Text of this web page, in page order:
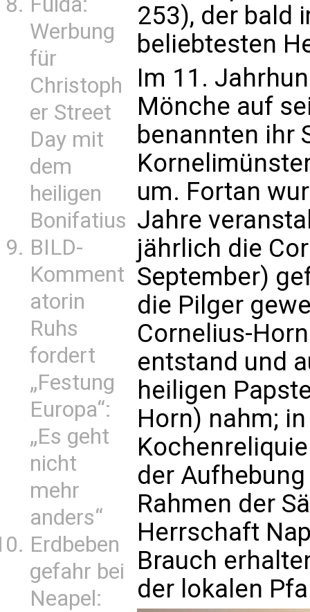
Werbung
für
Christoph
er Street
Day mit
dem
heiligen
Bonifatius
BILD-
Komment
atorin
Ruhs
fordert
„Festung
Europa“:
„Es geht
nicht
mehr
anders“
Erdbeben
gefahr bei
Neapel:
253), der bald
beliebtesten
Im 11.
Mönche auf
benannten ihr
um. Fortan
Jahre
jährlich die
September)
die Pilger
Cornelius-
entstand und
heiligen
Horn) nahm;
der
Rahmen der
Herrschaft
Brauch
der lokalen